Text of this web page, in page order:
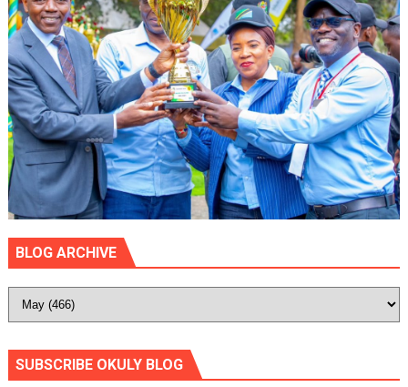
BLOG ARCHIVE
SUBSCRIBE OKULY BLOG